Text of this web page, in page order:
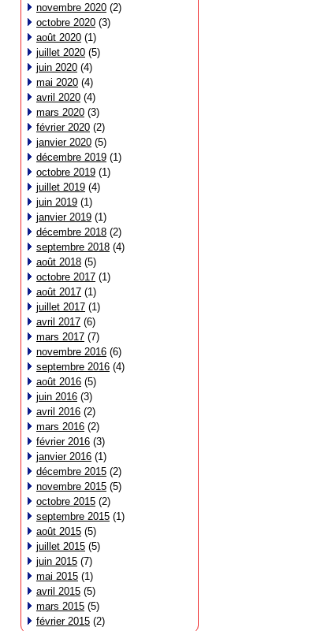
novembre 2020 (2)
octobre 2020 (3)
août 2020 (1)
juillet 2020 (5)
juin 2020 (4)
mai 2020 (4)
avril 2020 (4)
mars 2020 (3)
février 2020 (2)
janvier 2020 (5)
décembre 2019 (1)
octobre 2019 (1)
juillet 2019 (4)
juin 2019 (1)
janvier 2019 (1)
décembre 2018 (2)
septembre 2018 (4)
août 2018 (5)
octobre 2017 (1)
août 2017 (1)
juillet 2017 (1)
avril 2017 (6)
mars 2017 (7)
novembre 2016 (6)
septembre 2016 (4)
août 2016 (5)
juin 2016 (3)
avril 2016 (2)
mars 2016 (2)
février 2016 (3)
janvier 2016 (1)
décembre 2015 (2)
novembre 2015 (5)
octobre 2015 (2)
septembre 2015 (1)
août 2015 (5)
juillet 2015 (5)
juin 2015 (7)
mai 2015 (1)
avril 2015 (5)
mars 2015 (5)
février 2015 (2)